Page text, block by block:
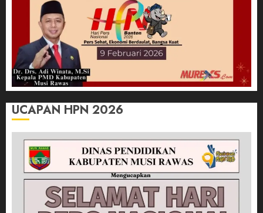
UCAPAN HPN 2026